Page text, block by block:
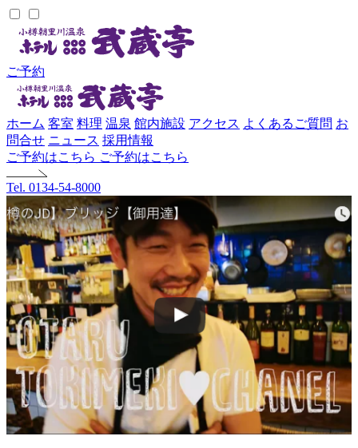
ご予約
ホーム 客室 料理 温泉 館内施設 アクセス よくあるご質問 お
問合せ ニュース 採用情報
ご予約はこちら ご予約はこちら
Tel. 0134-54-8000